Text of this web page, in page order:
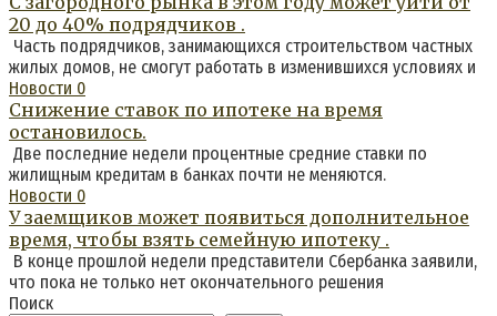
20 до 40% подрядчиков .
Часть подрядчиков, занимающихся строительством частных
жилых домов, не смогут работать в изменившихся условиях и
Новости 0
Снижение ставок по ипотеке на время
остановилось.
Две последние недели процентные средние ставки по
жилищным кредитам в банках почти не меняются.
Новости 0
У заемщиков может появиться дополнительное
время, чтобы взять семейную ипотеку .
В конце прошлой недели представители Сбербанка заявили,
что пока не только нет окончательного решения
Поиск